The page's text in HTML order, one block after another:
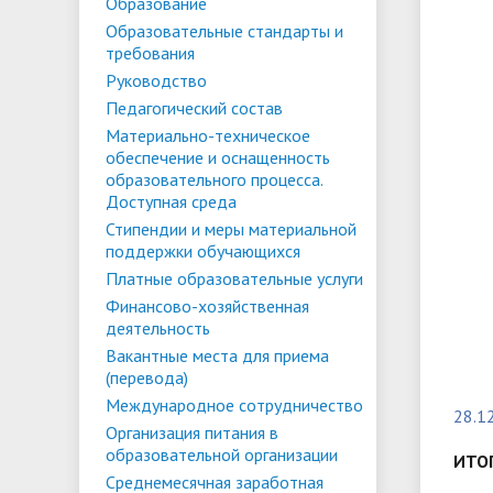
Материально-техническое
обеспечение и оснащенность
образовательного процесса.
Доступная среда
Среднемесячная заработная плата
ректора, проректоров и главного
бухгалтера
Конкурсы и вакансии
Проекты, гранты и конкурсы
Меры
Условия обучения инвалидов и лиц
с ОВЗ
в
ФГБОУ
Патриотический клуб ФГБОУ ВО
«АнГТУ»
Конкурсные списки
Списки зачисленных
Образовательные стандарты и
требования
Руководство
Педагогический состав
Материально-техническое
обеспечение и оснащенность
образовательного процесса.
Доступная среда
Стипендии и меры материальной
поддержки обучающихся
Платные образовательные услуги
Финансово-хозяйственная
деятельность
Вакантные места для приема
(перевода)
Международное сотрудничество
Организация питания в
образовательной организации
Среднемесячная заработная